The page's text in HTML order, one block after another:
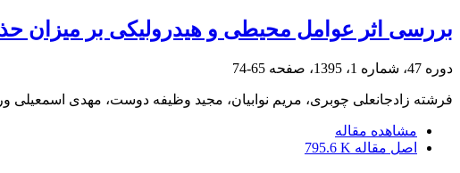
بررسی اثر عوامل محیطی و هیدرولیکی بر
دوره 47، شماره 1، 1395، صفحه 65-74
فرشته زادجانعلی چوبری، مریم نوابیان، مجید وظیفه دوست، مهدی اسمعیلی
مشاهده مقاله
اصل مقاله 795.6 K